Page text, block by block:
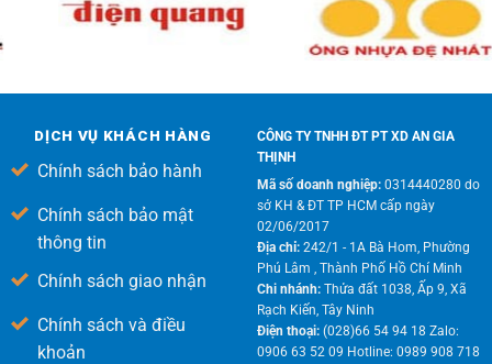
DỊCH VỤ KHÁCH HÀNG
Chính sách bảo hành
Chính sách bảo mật
thông tin
Chính sách giao nhận
Chính sách và điều
khoản
CÔNG TY TNHH ĐT PT XD AN GIA
THỊNH
Mã số doanh nghiệp:0314440280 do
sở KH & ĐT TP HCM cấp ngày
02/06/2017
Địa chỉ:242/1 - 1A Bà Hom, Phường
Phú Lâm , Thành Phố Hồ Chí Minh
Chi nhánh: Thửa đất 1038, Ấp 9, Xã
Rạch Kiến, Tây Ninh
Điện thoại:(028)66 54 94 18 Zalo:
0906 63 52 09 Hotline: 0989 908 718